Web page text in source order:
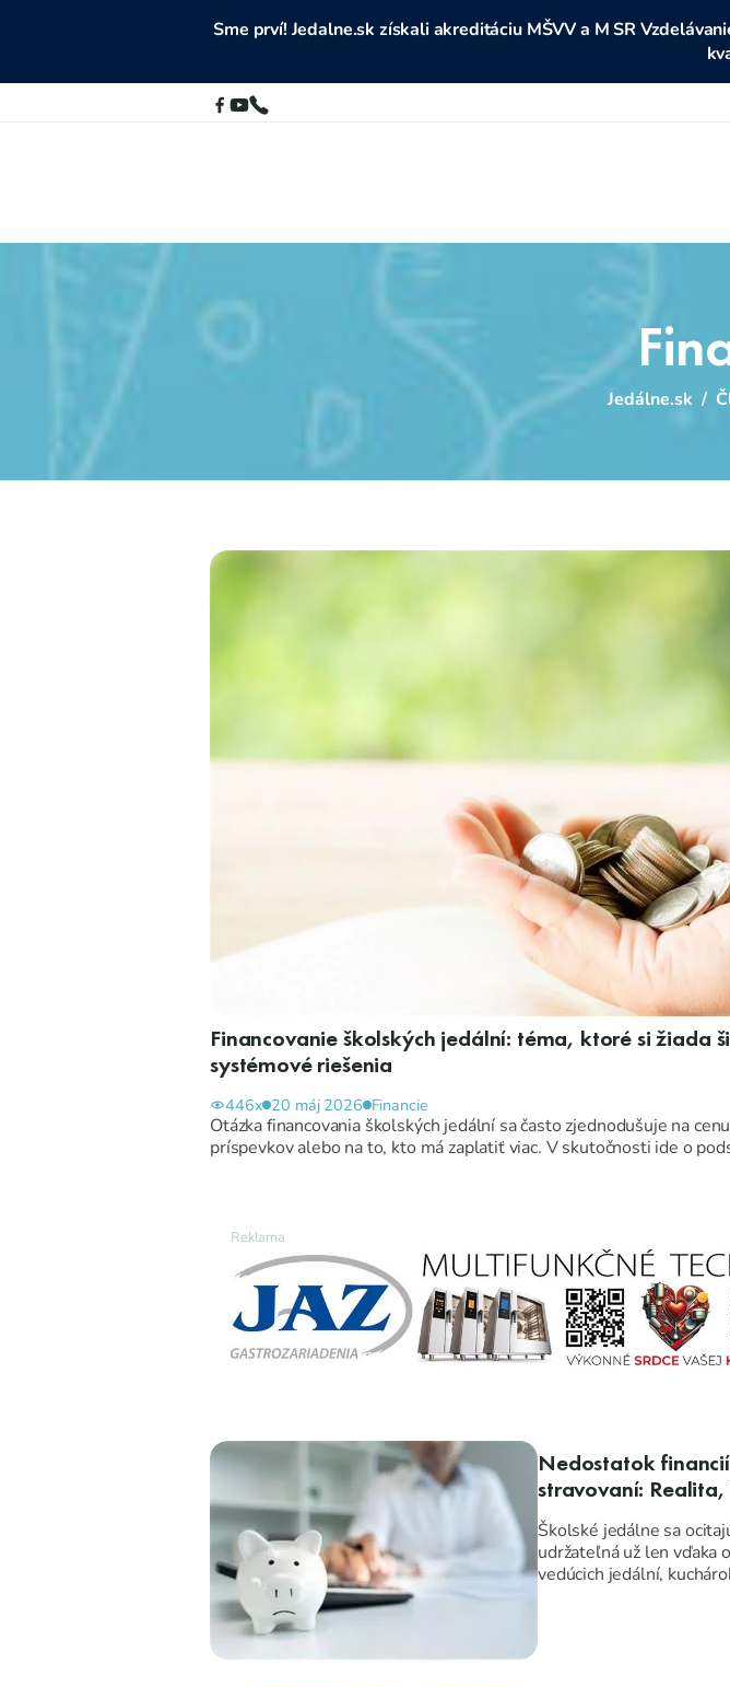
Sme prví! Jedalne.sk získali akreditáciu MŠVV a M SR
Jedálne.sk /
Financovanie školských jedální: téma, ktoré si žiada
systémové riešenia
446x 20 máj 2026 Financie
Otázka financovania školských jedální sa často zjednodušuje na
príspevkov alebo na to, kto má zaplatiť viac. V skutočnosti ide o
Nedostatok
stravovaní:
nemôžeme
Školské jedálne sa
udržateľná už len vďaka
vedúcich jedální,